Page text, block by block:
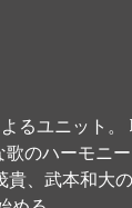
るユニット。
のハーモニ
、武本和大